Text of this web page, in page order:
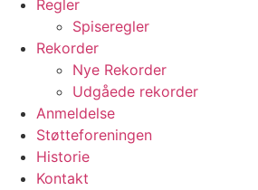
Regler
Spiseregler
Rekorder
Nye Rekorder
Udgåede rekorder
Anmeldelse
Støtteforeningen
Historie
Kontakt